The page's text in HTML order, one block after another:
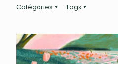
Catégories Tags